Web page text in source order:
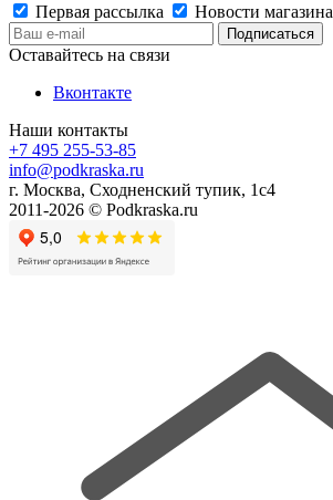
Первая рассылка
Новости магазина
Оставайтесь на связи
Вконтакте
Наши контакты
+7 495 255-53-85
info@podkraska.ru
г. Москва, Сходненский тупик, 1с4
2011-2026 © Podkraska.ru